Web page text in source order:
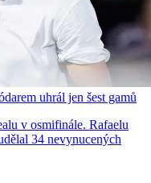
uhrál jen šest gamů
v osmifinále. Rafaelu
34 nevynucených